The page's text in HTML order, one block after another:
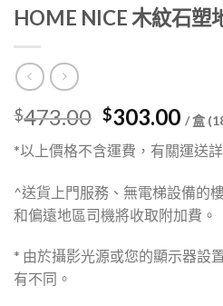
HOME NICE 木紋石塑
$473.00 Original
price
was:
$473.00.
$303.00
is:
/ 盒
*以上價格不含運費，有關運送
^送貨上門服務、無電梯設備的
和偏遠地區司機將收取附加費。
* 由於攝影光源或您的顯示器設
有不同。